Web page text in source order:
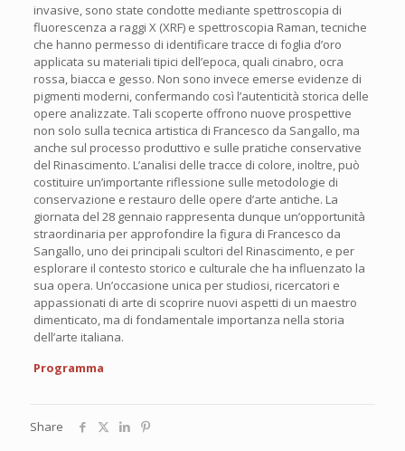
invasive, sono state condotte mediante spettroscopia di
fluorescenza a raggi X (XRF) e spettroscopia Raman, tecniche
che hanno permesso di identificare tracce di foglia d’oro
applicata su materiali tipici dell’epoca, quali cinabro, ocra
rossa, biacca e gesso. Non sono invece emerse evidenze di
pigmenti moderni, confermando così l’autenticità storica delle
opere analizzate. Tali scoperte offrono nuove prospettive
non solo sulla tecnica artistica di Francesco da Sangallo, ma
anche sul processo produttivo e sulle pratiche conservative
del Rinascimento. L’analisi delle tracce di colore, inoltre, può
costituire un’importante riflessione sulle metodologie di
conservazione e restauro delle opere d’arte antiche. La
giornata del 28 gennaio rappresenta dunque un’opportunità
straordinaria per approfondire la figura di Francesco da
Sangallo, uno dei principali scultori del Rinascimento, e per
esplorare il contesto storico e culturale che ha influenzato la
sua opera. Un’occasione unica per studiosi, ricercatori e
appassionati di arte di scoprire nuovi aspetti di un maestro
dimenticato, ma di fondamentale importanza nella storia
dell’arte italiana.
Programma
Share